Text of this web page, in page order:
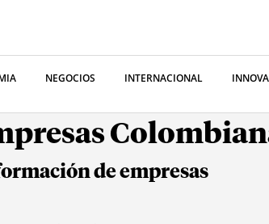
NEGOCIOS INTERNACIONAL
de empresas